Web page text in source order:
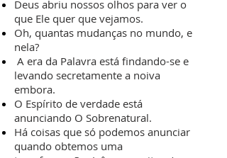
Deus abriu nossos olhos para ver o
que Ele quer que vejamos.
Oh, quantas mudanças no mundo, e
nela?
A era da Palavra está findando-se e
levando secretamente a noiva
embora.
O Espírito de verdade está
anunciando O Sobrenatural.
Há coisas que só podemos anunciar
quando obtemos uma